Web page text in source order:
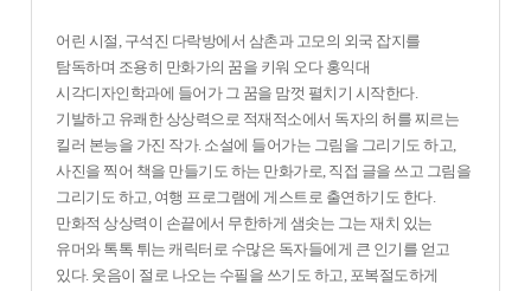
어린 시절, 구석진 다락방에서 삼촌과 고모의 외국 잡지를
탐독하며 조용히 만화가의 꿈을 키워 오다 홍익대
시각디자인학과에 들어가 그 꿈을 맘껏 펼치기 시작한다.
기발하고 유쾌한 상상력으로 적재적소에서 독자의 허를 찌르는
킬러 본능을 가진 작가. 소설에 들어가는 그림을 그리기도 하고,
사진을 찍어 책을 만들기도 하는 만화가로, 직접 글을 쓰고 그림을
그리기도 하고, 여행 프로그램에 게스트로 출연하기도 한다.
만화적 상상력이 손끝에서 무한하게 샘솟는 그는 재치 있는
유머와 톡톡 튀는 캐릭터로 수많은 독자들에게 큰 인기를 얻고
있다. 웃음이 절로 나오는 수필을 쓰기도 하고, 포복절도하게